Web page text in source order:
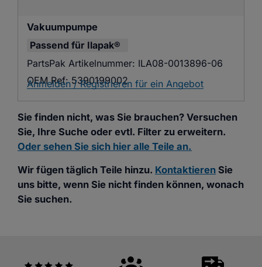
Vakuumpumpe
Passend für Ilapak®
PartsPak Artikelnummer: ILA08-0013896-06
OEM Ref: 5390199002
Anmelden / Registrieren für ein Angebot
Sie finden nicht, was Sie brauchen? Versuchen
Sie, Ihre Suche oder evtl. Filter zu erweitern.
Oder sehen Sie sich hier alle Teile an.
Wir fügen täglich Teile hinzu. Kontaktieren Sie
uns bitte, wenn Sie nicht finden können, wonach
Sie suchen.